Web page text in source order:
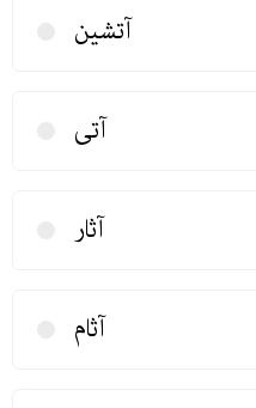
آتشین
آتی
آثار
آثام